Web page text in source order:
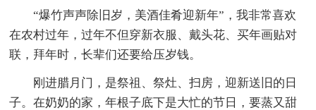
“爆竹声声除旧岁，美酒佳肴迎新年”，我非常喜欢
在农村过年，过年不但穿新衣服、戴头花、买年画贴对
联，拜年时，长辈们还要给压岁钱。
刚进腊月门，是祭祖、祭灶、扫房，迎新送旧的日
子。在奶奶的家，年根子底下是大忙的节日，要蒸又甜